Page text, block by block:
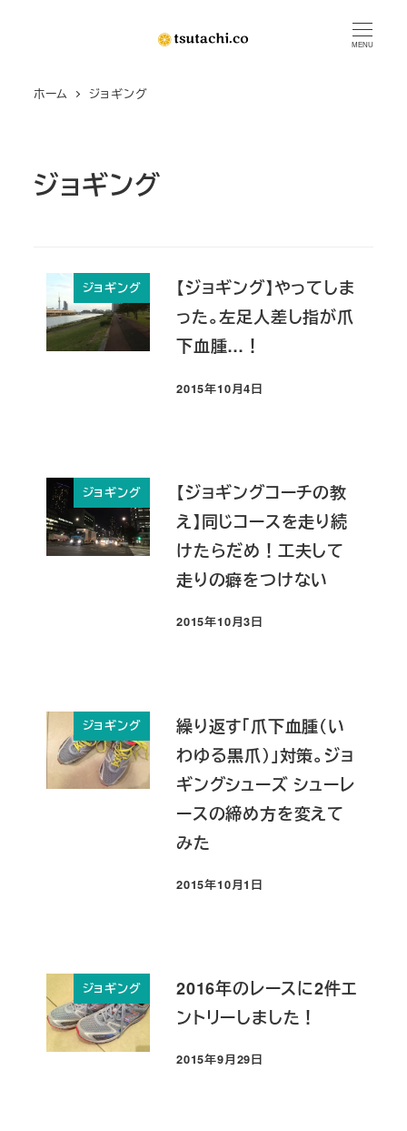
MENU
ホーム ジョギング
ジョギング
ジョギング
【ジョギング】やってしま
った。左足人差し指が爪
下血腫…！
投稿日
2015年10月4日
ジョギング
【ジョギングコーチの教
え】同じコースを走り続
けたらだめ！工夫して
走りの癖をつけない
投稿日
2015年10月3日
ジョギング
繰り返す「爪下血腫（い
わゆる黒爪）」対策。ジョ
ギングシューズ シューレ
ースの締め方を変えて
みた
投稿日
2015年10月1日
ジョギング
2016年のレースに2件エ
ントリーしました！
投稿日
2015年9月29日